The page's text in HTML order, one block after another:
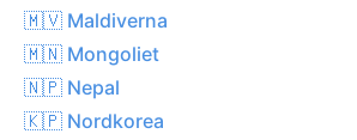
🇲🇻 Maldiverna
🇲🇳 Mongoliet
🇳🇵 Nepal
🇰🇵 Nordkorea